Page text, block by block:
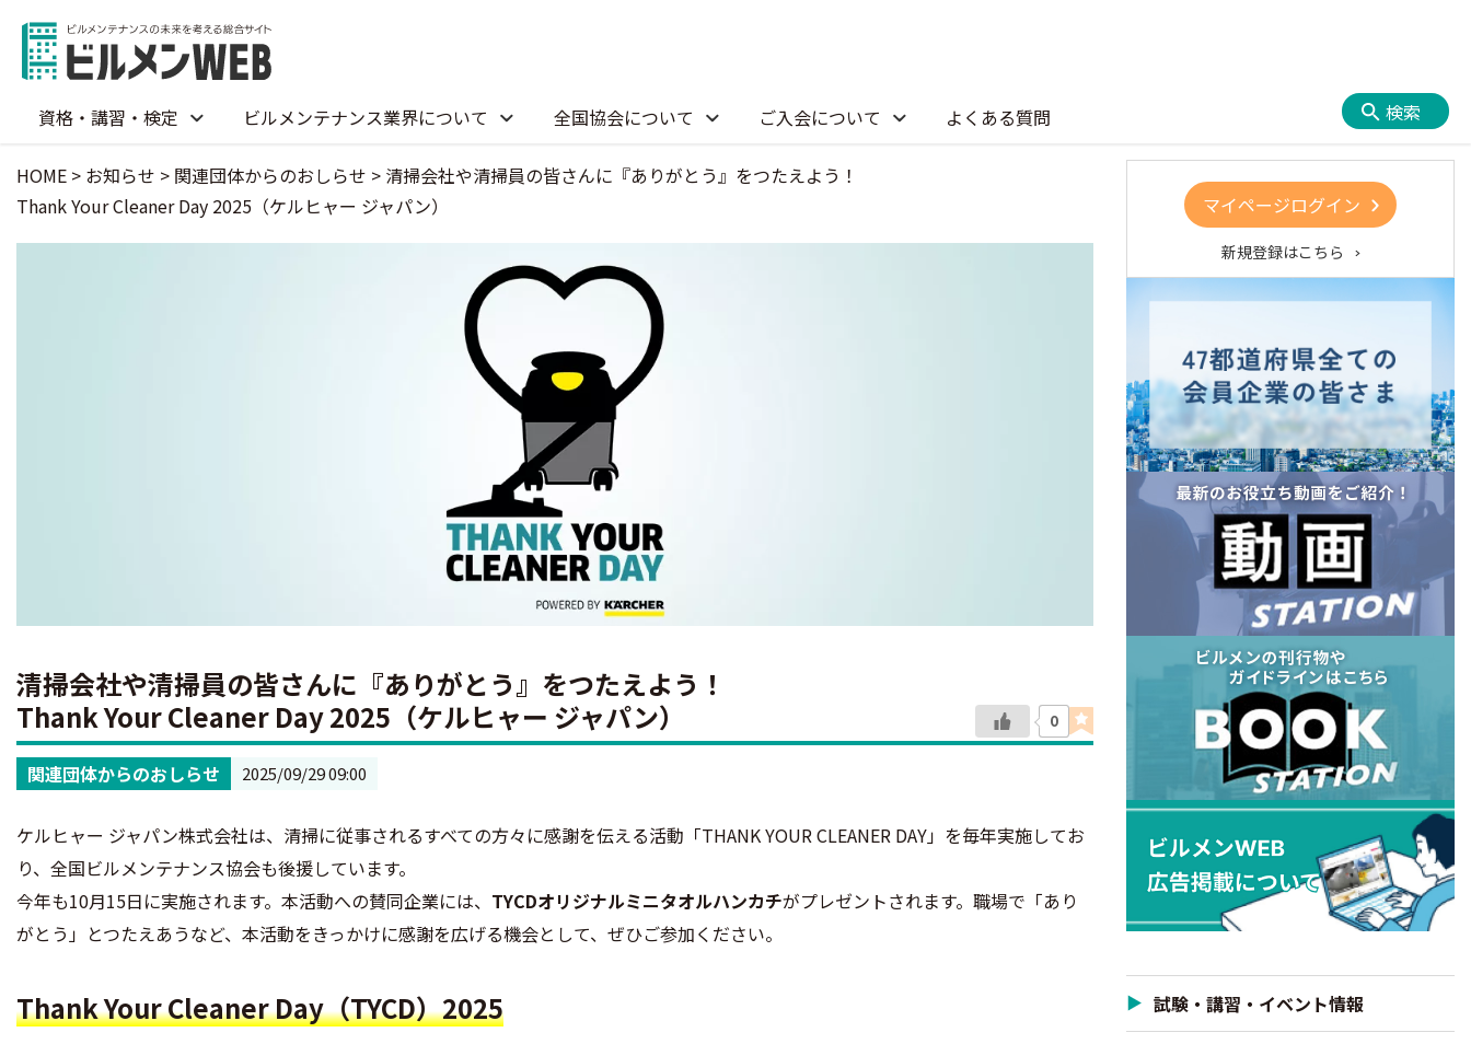
資格・講習・検定 ビルメンテナンス業界について 全国協会について ご入会について よくある質問 検索
HOME > お知らせ > 関連団体からのおしらせ > 清掃会社や清掃員の皆さんに『ありがとう』をつたえよう！
Thank Your Cleaner Day 2025（ケルヒャー ジャパン）
清掃会社や清掃員の皆さんに『ありがとう』をつたえよう！
Thank Your Cleaner Day 2025（ケルヒャー ジャパン）
0
関連団体からのおしらせ 2025/09/29 09:00
ケルヒャー ジャパン株式会社は、清掃に従事されるすべての方々に感謝を伝える活動「THANK YOUR CLEANER DAY」を毎年実施してお
り、全国ビルメンテナンス協会も後援しています。
今年も10月15日に実施されます。本活動への賛同企業には、 TYCDオリジナルミニタオルハンカチがプレゼントされます。職場で「あり
がとう」とつたえあうなど、本活動をきっかけに感謝を広げる機会として、ぜひご参加ください。
Thank Your Cleaner Day（TYCD）2025
マイページログイン
新規登録はこちら
試験・講習・イベント情報